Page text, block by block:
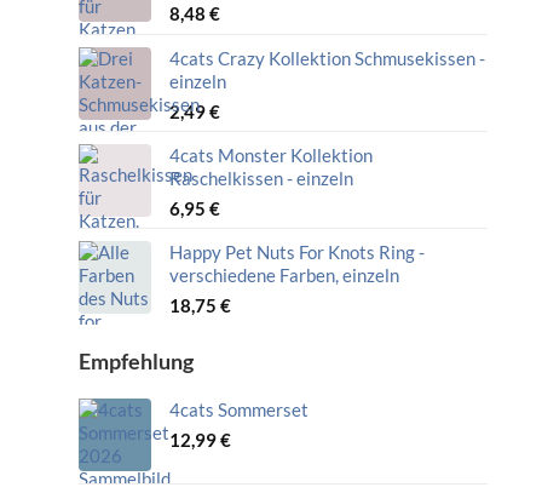
8,48 €
4cats Crazy Kollektion Schmusekissen -
einzeln
2,49€
4cats Monster Kollektion
Raschelkissen - einzeln
6,95 €
Happy Pet Nuts For Knots Ring -
verschiedene Farben, einzeln
18,75 €
Empfehlung
4cats Sommerset
12,99€